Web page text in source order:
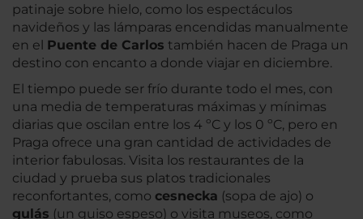
patinaje sobre hielo, como los espectáculos
navideños y las lámparas encendidas manualmente
en el Puente de Carlos también hacen de Praga un
destino con encanto a donde viajar en diciembre.
El tiempo puede ser frío durante todo el mes, con
una media de temperaturas máximas y mínimas
diarias que oscilan entre los 4 ºC y los 0 ºC, pero en
Praga ofrece una gran cantidad de actividades de
interior fabulosas. Visita los restaurantes de la
ciudad y prueba sus platos tradicionales
reconfortantes, como cesnecka (sopa de ajo) o
gulás (un guiso espeso) o visita museos, como